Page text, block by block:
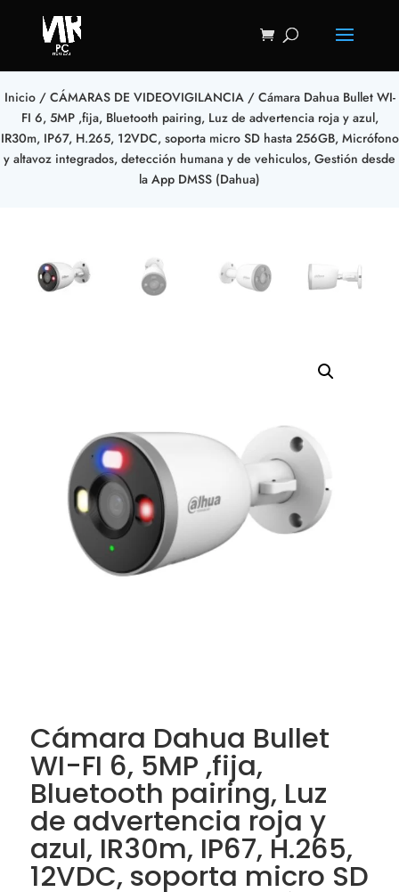
Inicio/ CÁMARAS DE VIDEOVIGILANCIA/ Cámara Dahua Bullet WI-
FI 6, 5MP ,fija, Bluetooth pairing, Luz de advertencia roja y azul,
IR30m, IP67, H.265, 12VDC, soporta micro SD hasta 256GB, Micrófono
y altavoz integrados, detección humana y de vehiculos, Gestión desde
la App DMSS (Dahua)
Cámara Dahua Bullet
WI-FI 6, 5MP ,fija,
Bluetooth pairing, Luz
de advertencia roja y
azul, IR30m, IP67, H.265,
12VDC, soporta micro SD